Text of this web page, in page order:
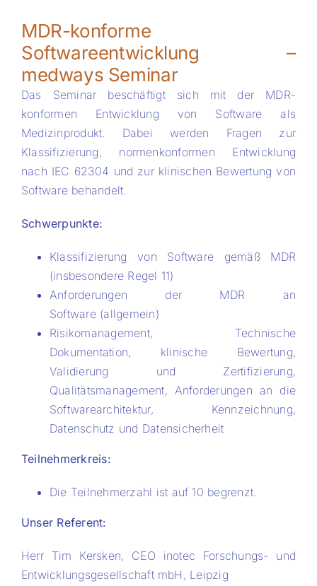
PROJECTS AND RESEARCH
INTERNATIONAL
Presse/News
Kalender
Stellenbörse
Kontakt
MDR-konforme
Softwareentwicklung –
medways Seminar
Das Seminar beschäftigt sich mit der MDR-
konformen Entwicklung von Software als
Medizinprodukt. Dabei werden Fragen zur
Klassifizierung, normenkonformen Entwicklung
nach IEC 62304 und zur klinischen Bewertung von
Software behandelt.
Schwerpunkte:
Klassifizierung von Software gemäß MDR
(insbesondere Regel 11)
Anforderungen der MDR an
Software (allgemein)
Risikomanagement, Technische
Dokumentation, klinische Bewertung,
Validierung und Zertifizierung,
Qualitätsmanagement, Anforderungen an die
Softwarearchitektur, Kennzeichnung,
Datenschutz und Datensicherheit
Teilnehmerkreis:
Die Teilnehmerzahl ist auf 10 begrenzt.
Unser Referent:
Herr Tim Kersken, CEO inotec Forschungs- und
Entwicklungsgesellschaft mbH, Leipzig